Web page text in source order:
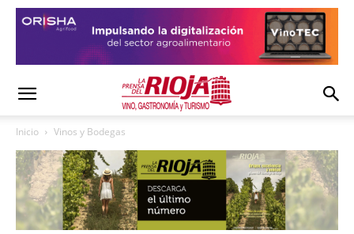
Inicio Vinos y Bodegas